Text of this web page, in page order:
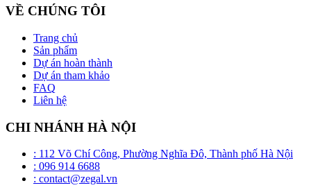
VỀ CHÚNG TÔI
Trang chủ
Sản phẩm
Dự án hoàn thành
Dự án tham khảo
FAQ
Liên hệ
CHI NHÁNH HÀ NỘI
: 112 Võ Chí Công, Phường Nghĩa Đô, Thành phố Hà Nội
: 096 914 6688
: contact@zegal.vn